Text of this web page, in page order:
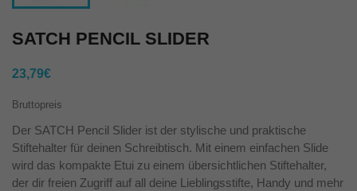
SATCH PENCIL SLIDER
23,79€
Bruttopreis
Der SATCH Pencil Slider ist der stylische und praktische
Stiftehalter für deinen Schreibtisch. Mit einem einfachen Slide
wird das kompakte Etui zu einem übersichtlichen Stiftehalter,
der dir freien Zugriff auf all deine Lieblingsstifte, Handy und mehr